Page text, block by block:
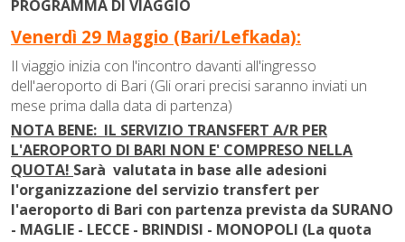
PROGRAMMA DI VIAGGIO
Venerdì 29 Maggio (Bari/Lefkada):
Il viaggio inizia con l'incontro davanti all'ingresso
dell'aeroporto di Bari (Gli orari precisi saranno inviati un
mese prima dalla data di partenza)
NOTA BENE: IL SERVIZIO TRANSFERT A/R PER
L'AEROPORTO DI BARI NON E' COMPRESO NELLA
QUOTA! Sarà valutata in base alle adesioni
l'organizzazione del servizio transfert per
l'aeroporto di Bari con partenza prevista da SURANO
- MAGLIE - LECCE - BRINDISI - MONOPOLI (La quota